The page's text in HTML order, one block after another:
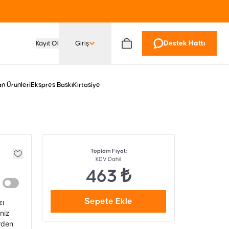
Kayıt Ol Giriş Destek Hattı
Ürünleri Ekspres Baskı Kırtasiye
Toplam Fiyat:
KDV Dahil
463 ₺
Sepete Ekle